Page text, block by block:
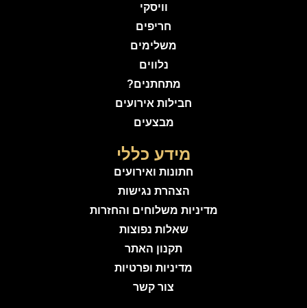
וויסקי
חריפים
משלימים
נלווים
מתחתנים?
חבילות אירועים
מבצעים
מידע כללי
חתונות ואירועים
הצהרת נגישות
מדיניות משלוחים והחזרות
שאלות נפוצות
תקנון האתר
מדיניות ופרטיות
צור קשר